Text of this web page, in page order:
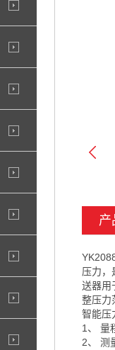
产
压力，
送器用
整压力
智能压
1、 量
2、 测